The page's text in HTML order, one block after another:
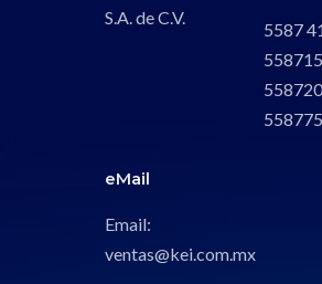
S.A. de C.V.
5587
eMail
Email:
ventas@kei.com.mx